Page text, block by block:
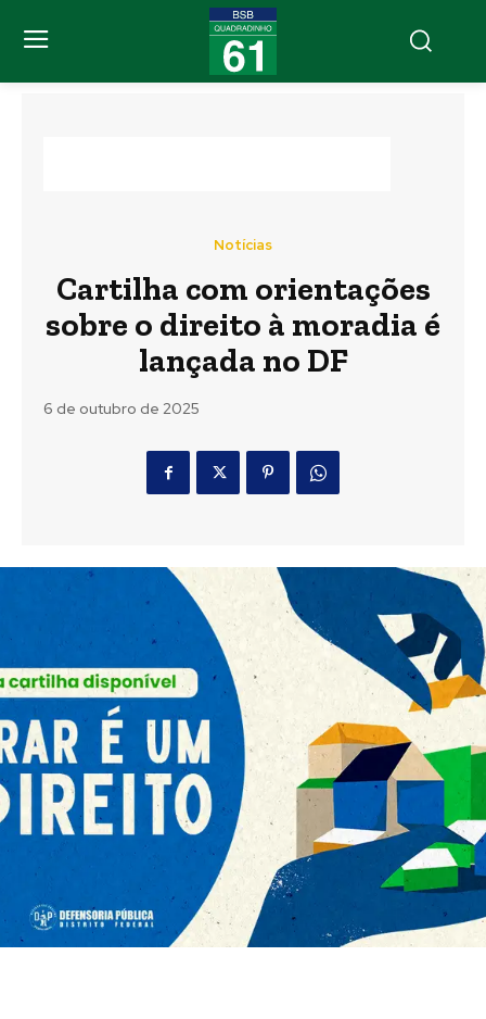
Notícias
Cartilha com orientações
sobre o direito à moradia é
lançada no DF
6 de outubro de 2025